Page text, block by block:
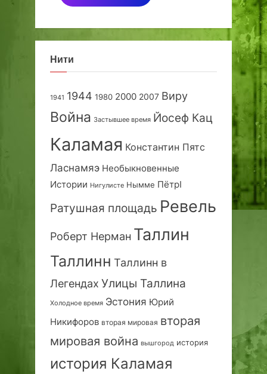
Нити
1941 1944 1980 2000 2007 Виру
Война Застывшее время Йосеф Кац
Каламая Константин Пятс
Ласнамяэ Необыкновенные
Истории Нигулисте Нымме ПётрI
Ратушная площадь Ревель
Роберт Нерман Таллин
Таллинн Таллинн в
Легендах Улицы Таллина
Холодное время Эстония Юрий
Никифоров вторая мировая вторая
мировая война вышгород история
история Каламая